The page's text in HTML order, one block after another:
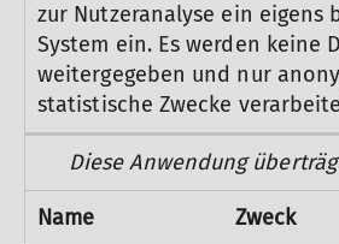
zur Nutzeranalyse ein eigens
System ein. Es werden keine
weitergegeben und nur
statistische Zwecke
Diese Anwendung
Name Zweck